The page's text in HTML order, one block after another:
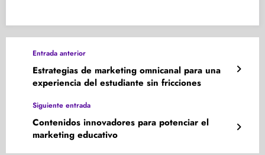
Entrada anterior
Estrategias de marketing omnicanal para una
experiencia del estudiante sin fricciones
Siguiente entrada
Contenidos innovadores para potenciar el
marketing educativo